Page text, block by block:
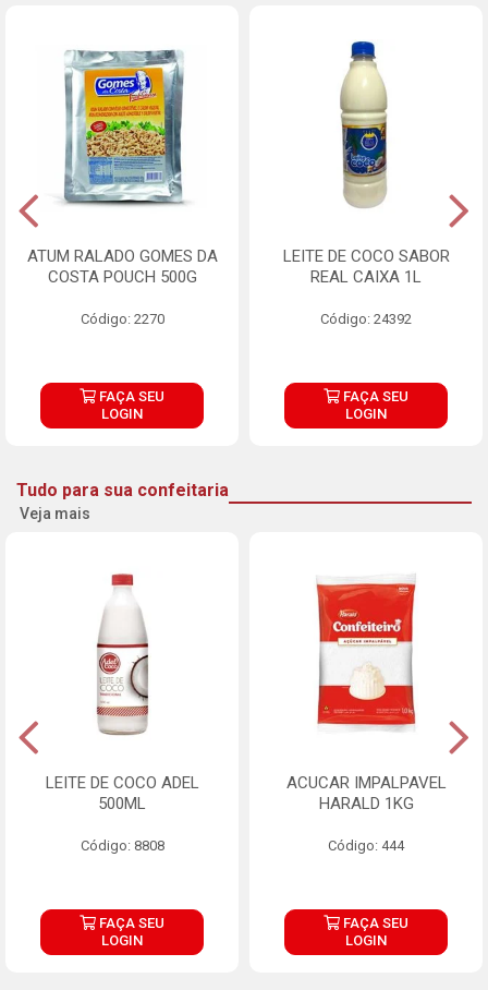
ATUM RALADO GOMES DA
COSTA POUCH 500G
Código: 2270
FAÇA SEU
LOGIN
LEITE DE COCO SABOR
REAL CAIXA 1L
Código: 24392
FAÇA SEU
LOGIN
Tudo para sua confeitaria
Veja mais
LEITE DE COCO ADEL
500ML
Código: 8808
FAÇA SEU
LOGIN
ACUCAR IMPALPAVEL
HARALD 1KG
Código: 444
FAÇA SEU
LOGIN